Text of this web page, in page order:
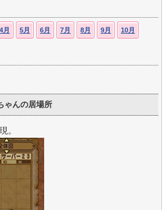
4月 5月 6月 7月 8月 9月 10月
ゃんの居場所
。